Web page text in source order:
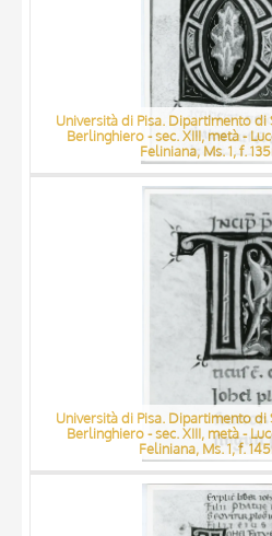
Università di Pisa. Dipartimento
Berlinghiero - sec. XIII, metà -
Feliniana, Ms. 1, f.
Università di Pisa. Dipartimento
Berlinghiero - sec. XIII, metà -
Feliniana, Ms. 1, f.